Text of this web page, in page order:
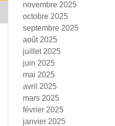
novembre 2025
octobre 2025
septembre 2025
août 2025
juillet 2025
juin 2025
mai 2025
avril 2025
mars 2025
février 2025
janvier 2025